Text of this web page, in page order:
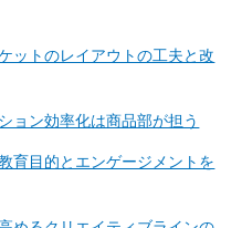
ットのレイアウトの工夫と改
ョン効率化は商品部が担う
育目的とエンゲージメントを